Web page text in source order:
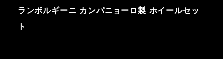
ランボルギーニ カンパニョーロ製 ホイールセッ
ト